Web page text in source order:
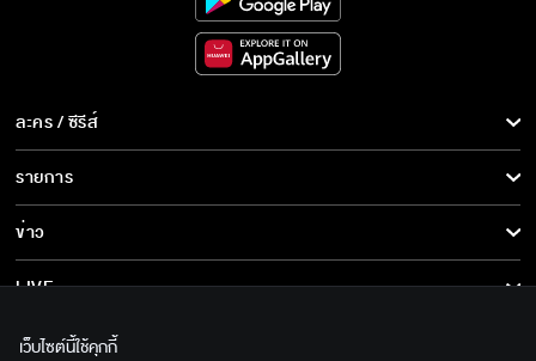
ละคร / ซีรีส์
ละคร/ซีรีส์
ซีรีส์นานาชาติ
การ์ตูน & เกม
รายการ
รายการทั้งหมด
ข่าว
ข่าวทั้งหมด
LIVE
เกี่ยวกับเรา
เว็บไซต์นี้ใช้คุกกี้